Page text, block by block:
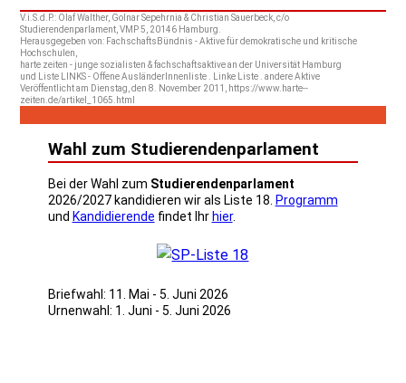
V.i.S.d.P.: Olaf Walther, Golnar Sepehrnia & Christian Sauerbeck, c/o
Studierendenparlament, VMP 5, 20146 Hamburg.
Herausgegeben von: FachschaftsBündnis - Aktive für demokratische und kritische
Hochschulen,
harte zeiten - junge sozialisten & fachschaftsaktive an der Universität Hamburg
und Liste LINKS - Offene AusländerInnenliste . Linke Liste . andere Aktive
Veröffentlicht am Dienstag, den 8. November 2011, https://www.harte--
zeiten.de/artikel_1065.html
Wahl zum Studierendenparlament
Bei der Wahl zum Studierendenparlament
2026/2027 kandidieren wir als Liste 18. Programm
und Kandidierende findet Ihr hier.
Briefwahl: 11. Mai - 5. Juni 2026
Urnenwahl: 1. Juni - 5. Juni 2026